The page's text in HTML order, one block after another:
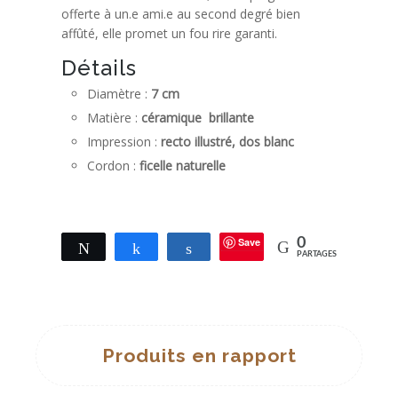
offerte à un.e ami.e au second degré bien
affûté, elle promet un fou rire garanti.
Détails
Diamètre : 7 cm
Matière : céramique brillante
Impression :recto illustré, dos blanc
Cordon :ficelle naturelle
Tweetez Partagez Partagez
Save 0
PARTAGES
Produits en rapport